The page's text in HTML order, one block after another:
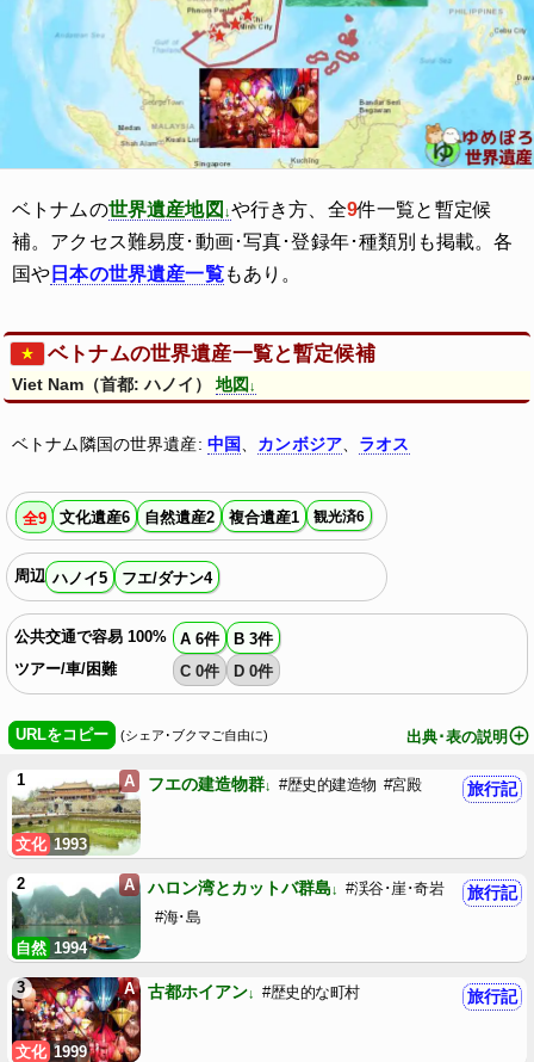
ベトナムの世界遺産地図 や行き方、全9件一覧と暫定候
補。アクセス難易度･動画･写真･登録年･種類別も掲載。各
国や 日本の世界遺産一覧もあり。
ベトナムの世界遺産一覧と暫定候補
Viet Nam（首都: ハノイ） 地図
ベトナム隣国の世界遺産: 中国 カンボジア、 ラオス
全9 文化遺産6 自然遺産2 複合遺産1 観光済6
周辺 ハノイ5 フエ/ダナン4
公共交通で容易 100% A 6件
B 3件
ツアー/車/困難
C 0件 D 0件
URLをコピー (シェア･ブクマご自由に) 出典･表の説明
1 フエの建造物群 旅行記
#歴史的建造物 #宮殿
文化 1993
A
2 ハロン湾とカットバ群島 旅行記
#渓谷･崖･奇岩
#海･島
自然 1994
A
3 古都ホイアン 旅行記
#歴史的な町村
文化 1999
A